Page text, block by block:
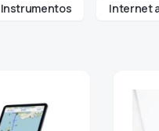
Instrumentos Internet